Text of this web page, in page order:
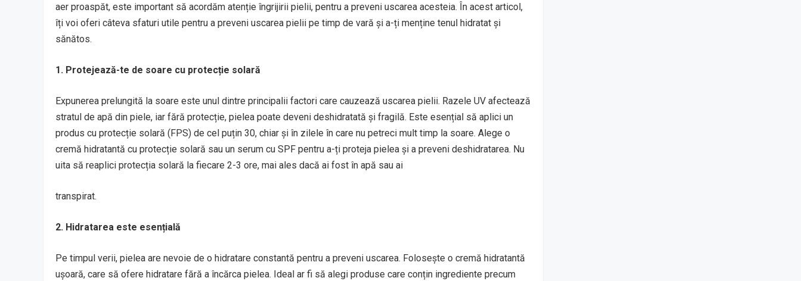
aer proaspăt, este important să acordăm atenție îngrijirii pielii, pentru a preveni uscarea acesteia. În acest articol,
îți voi oferi câteva sfaturi utile pentru a preveni uscarea pielii pe timp de vară și a-ți menține tenul hidratat și
sănătos.
1. Protejează-te de soare cu protecție solară
Expunerea prelungită la soare este unul dintre principalii factori care cauzează uscarea pielii. Razele UV afectează
stratul de apă din piele, iar fără protecție, pielea poate deveni deshidratată și fragilă. Este esențial să aplici un
produs cu protecție solară (FPS) de cel puțin 30, chiar și în zilele în care nu petreci mult timp la soare. Alege o
cremă hidratantă cu protecție solară sau un serum cu SPF pentru a-ți proteja pielea și a preveni deshidratarea. Nu
uita să reaplici protecția solară la fiecare 2-3 ore, mai ales dacă ai fost în apă sau ai
transpirat.
2. Hidratarea este esențială
Pe timpul verii, pielea are nevoie de o hidratare constantă pentru a preveni uscarea. Folosește o cremă hidratantă
ușoară, care să ofere hidratare fără a încărca pielea. Ideal ar fi să alegi produse care conțin ingrediente precum